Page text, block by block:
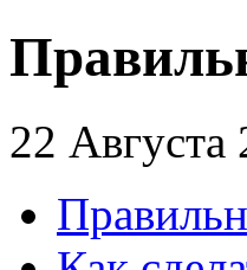
22 Августа